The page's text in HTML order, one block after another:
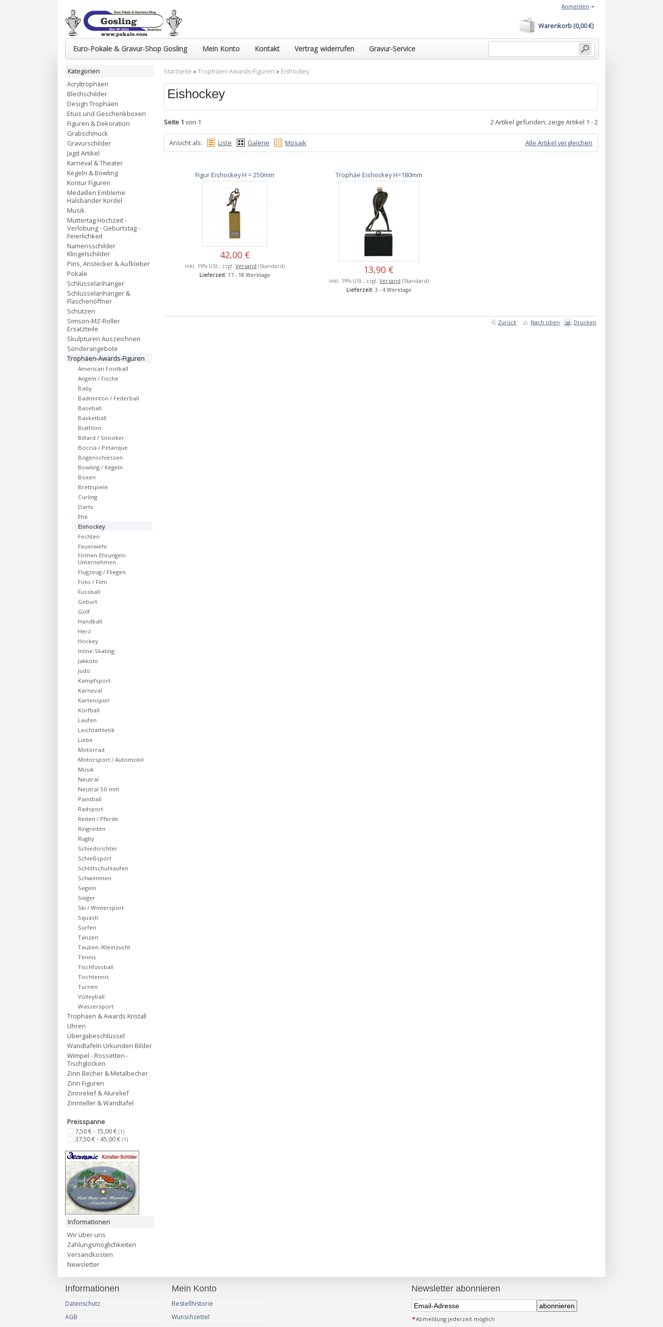
Euro-Pokale & Gravur-Shop Gosling Mein Konto Kontakt Vertrag widerrufen Gravur-Service
Warenkorb (0,00 €)
Anmelden
Startseite »Trophäen-Awards-Figuren » Eishockey
Eishockey
Seite 1 von 1 2 Artikel gefunden, zeige Artikel 1 - 2
Ansicht als: Liste Galerie Mosaik Alle Artikel vergleichen
Figur Eishockey H = 250mm
42,00 €
inkl. 19% USt., zzgl.Versand (Standard)
Lieferzeit: 17 - 18 Werktage
Trophäe Eishockey H=180mm
13,90 €
inkl. 19% USt., zzgl. Versand (Standard)
Lieferzeit: 3 - 4 Werktage
Zurück Nach oben Drucken
Kategorien
Acryltrophäen
Blechschilder
Design Trophäen
Etuis und Geschenkboxen
Figuren & Dekoration
Grabschmuck
Gravurschilder
Jagd Artikel
Karneval & Theater
Kegeln & Bowling
Kontur Figuren
Medaillen Embleme
Halsbänder Kordel
Musik
Muttertag Hochzeit -
Verlobung - Geburtstag -
Feierlichkeit
Namensschilder
Klingelschilder
Pins, Anstecker & Aufkleber
Pokale
Schlüsselanhänger
Schlüsselanhänger &
Flaschenöffner
Schützen
Simson-MZ-Roller
Ersatzteile
Skulpturen Auszeichnen
Sonderangebote
Trophäen-Awards-Figuren
American Football
Angeln / Fische
Baby
Badminton / Federball
Baseball
Basketball
Biathlon
Billard / Snooker
Boccia / Petanque
Bogenschiessen
Bowling / Kegeln
Boxen
Brettspiele
Curling
Darts
Ehe
Eishockey
Fechten
Feuerwehr
Firmen-Ehrungen-
Unternehmen
Flugzeug / Fliegen
Foto / Film
Fussball
Geburt
Golf
Handball
Herz
Hockey
Inline-Skating
Jakkolo
Judo
Kampfsport
Karneval
Kartenspiel
Korfball
Laufen
Leichtathletik
Liebe
Motorrad
Motorsport / Automobil
Musik
Neutral
Neutral 50 mm
Paintball
Radsport
Reiten / Pferde
Ringreiten
Rugby
Schiedsrichter
Schießsport
Schlittschuhlaufen
Schwimmen
Segeln
Sieger
Ski / Wintersport
Squash
Surfen
Tanzen
Tauben /Kleinzucht
Tennis
Tischfussball
Tischtennis
Turnen
Volleyball
Wassersport
Trophäen & Awards Kristall
Uhren
Übergabeschlüssel
Wandtafeln Urkunden Bilder
Wimpel - Rossetten -
Tischglocken
Zinn Becher & Metalbecher
Zinn Figuren
Zinnrelief & Alurelief
Zinnteller & Wandtafel
Preisspanne
7,50 € - 15,00 € (1)
37,50 € - 45,00 € (1)
Informationen
Wir über uns
Zahlungsmöglichkeiten
Versandkosten
Newsletter
Informationen
Datenschutz
AGB
Mein Konto
Bestellhistorie
Wunschzettel
Newsletter abonnieren
abonnieren
*Abmeldung jederzeit möglich